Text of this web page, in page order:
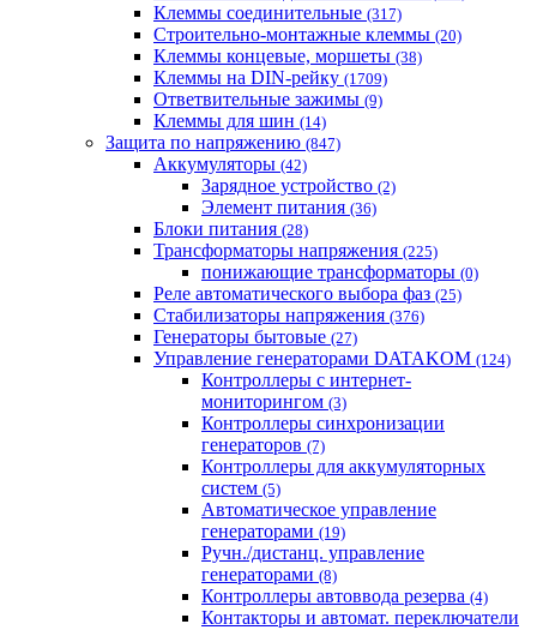
Клеммы соединительные (317)
Строительно-монтажные клеммы (20)
Клеммы концевые, моршеты (38)
Клеммы на DIN-рейку (1709)
Ответвительные зажимы (9)
Клеммы для шин (14)
Защита по напряжению (847)
Аккумуляторы (42)
Зарядное устройство (2)
Элемент питания (36)
Блоки питания (28)
Трансформаторы напряжения (225)
понижающие трансформаторы (0)
Реле автоматического выбора фаз (25)
Стабилизаторы напряжения (376)
Генераторы бытовые (27)
Управление генераторами DATAKOM (124)
Контроллеры с интернет-
мониторингом (3)
Контроллеры синхронизации
генераторов (7)
Контроллеры для аккумуляторных
систем (5)
Автоматическое управление
генераторами (19)
Ручн./дистанц. управление
генераторами (8)
Контроллеры автоввода резерва (4)
Контакторы и автомат. переключатели